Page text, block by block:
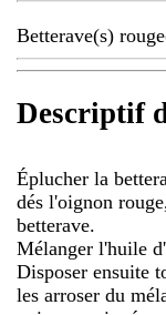
Betterave(s)
Descriptif
Éplucher la
dés l'oignon
betterave.
Mélanger l'huile
Disposer ensuite
les arroser du